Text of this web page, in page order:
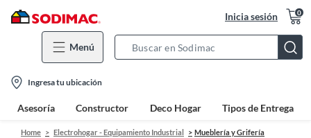
Inicia sesión 0
Menú
Bar
location-
icon
Ingresa tu ubicación
Asesoría Constructor Deco Hogar Tipos de Entrega
Home Electrohogar - Equipamiento Industrial Mueblería y Grifería